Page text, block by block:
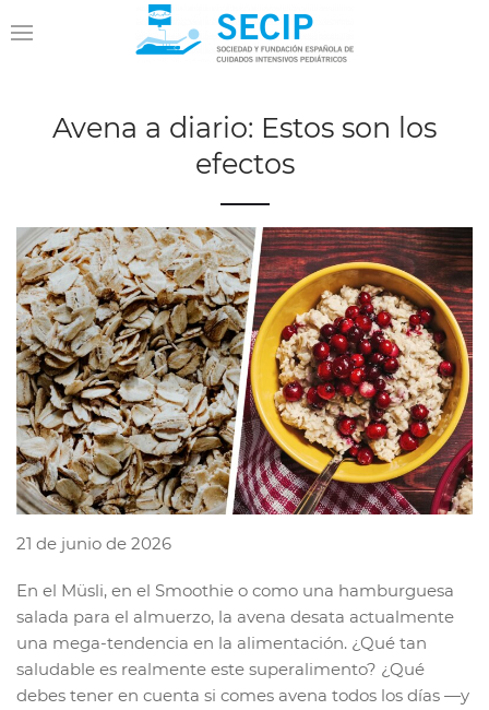
Avena a diario: Estos son los
efectos
21 de junio de 2026
En el Müsli, en el Smoothie o como una hamburguesa
salada para el almuerzo, la avena desata actualmente
una mega-tendencia en la alimentación. ¿Qué tan
saludable es realmente este superalimento? ¿Qué
debes tener en cuenta si comes avena todos los días —y